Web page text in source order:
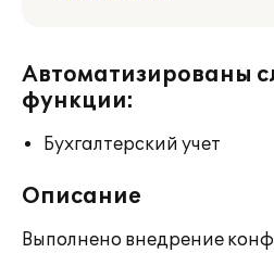
Автоматизированы
функции:
Бухгалтерский учет
Описание
Выполнено внедрение